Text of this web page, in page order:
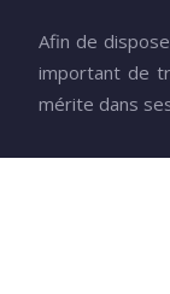
Afin de
important de
mérite dans